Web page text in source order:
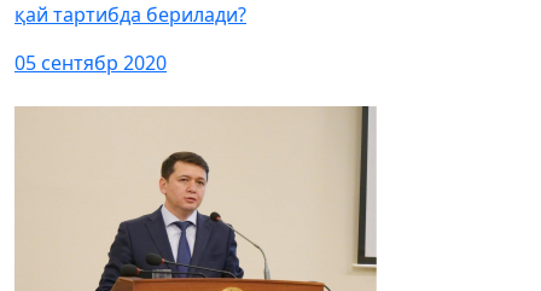
қай тартибда берилади?
05 сентябр 2020